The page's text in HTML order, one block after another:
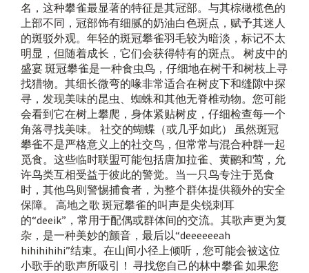
名，这种攀雀最显著的特征是其冠部。与其棕橄榄色的
上部不同，冠部饰有细腻的奶油白色斑点，赋予其迷人
的斑驳外观。年轻的斑冠攀雀羽毛较为暗淡，标记不太
明显，但随着成长，它们会获得特有的斑点。 树皮中的
盛宴 斑冠攀雀是一种食虫鸟，仔细地在树干和树枝上寻
找猎物。其细长微弯的喙非常适合在树皮下和缝隙中探
寻，发现美味的昆虫、蜘蛛和其他无脊椎动物。您可能
会看到它在树上攀爬，身体紧贴树皮，仔细检查每一个
角落寻找美味。 社交的蝴蝶（或几乎如此） 虽然斑冠
攀雀不是严格意义上的社交鸟，但常常与混合种群一起
觅食。这些临时联盟可能包括唐加拉雀、黄鹂和莺，允
许鸟类互相受益于彼此的警觉。当一只鸟专注于觅食
时，其他鸟则警惕捕食者，为整个群体提供额外的安全
保障。 高地之歌 斑冠攀雀的叫声是尖锐刺耳
的“deeik”，常用于配偶或群体间的交流。其歌声更为复
杂，是一种美妙的颤音，最后以“deeeeeeah
hihihihihi”结束。在山间小径上倾听，您可能会被这位
小歌手的歌声所吸引！ 寻找您自己的林中攀雀 如果您